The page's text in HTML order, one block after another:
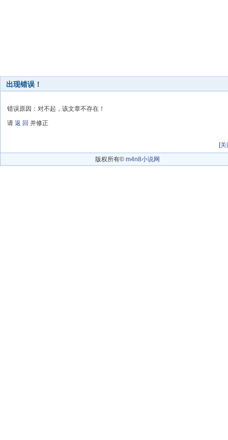
出现错误！
错误原因：对不起，该文章不存在！
请 返 回 并修正
[关
版权所有© m4n8小说网